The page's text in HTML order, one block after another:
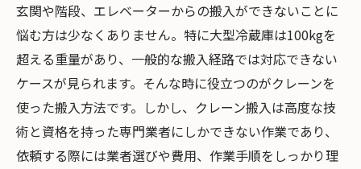
玄関や階段、エレベーターからの搬入ができないことに
悩む方は少なくありません。特に大型冷蔵庫は100kgを
超える重量があり、一般的な搬入経路では対応できない
ケースが見られます。そんな時に役立つのがクレーンを
使った搬入方法です。しかし、クレーン搬入は高度な技
術と資格を持った専門業者にしかできない作業であり、
依頼する際には業者選びや費用、作業手順をしっかり理